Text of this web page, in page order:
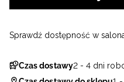
Czas dostawy2 - 4 dni
Sprawdź dostępność w